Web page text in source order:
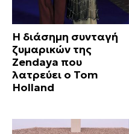
Η διάσημη συνταγή
ζυμαρικών της
Zendaya που
λατρεύει ο Tom
Holland